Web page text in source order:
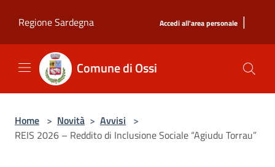
Regione Sardegna
Accedi all'area personale |
Comune di Ossi
Home > Novità > Avvisi >
REIS 2026 – Reddito di Inclusione Sociale “Agiudu Torrau”